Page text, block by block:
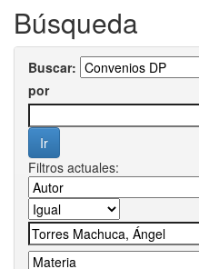
Búsqueda
Buscar:
por
Filtros actuales: